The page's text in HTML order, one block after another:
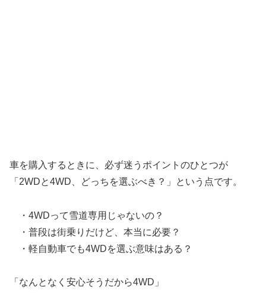
車を購入するときに、必ず迷うポイントのひとつが
「2WDと4WD、どっちを選ぶべき？」という点です。
・4WDって雪道専用じゃないの？
・普段は街乗りだけど、本当に必要？
・軽自動車でも4WDを選ぶ意味はある？
「なんとなく安心そうだから4WD」